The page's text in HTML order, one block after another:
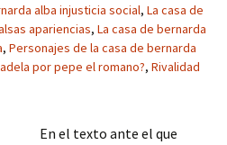
alba injusticia social, La casa de
apariencias, La casa de bernarda
, Personajes de la casa de bernarda
por pepe el romano?, Rivalidad
En el texto ante el que